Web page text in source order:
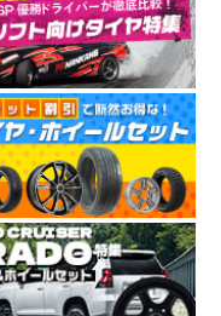
定に合格しています。
4.44
150か国以上に愛用されるワ
街乗り、オフロードから本格
質なタイヤをリーズナブルな
湾、中国、ベトナムに7工場
を取得。環境にも配慮した
高め、より価格競争力のある
ます。
4.35